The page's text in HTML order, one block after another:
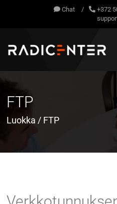
Chat / +372
FTP
Luokka / FTP